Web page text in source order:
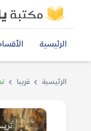
الرئيسية
الرئيسية قريبا